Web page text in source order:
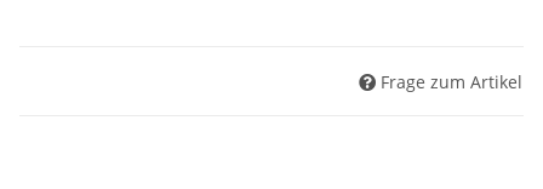
Frage zum Artikel